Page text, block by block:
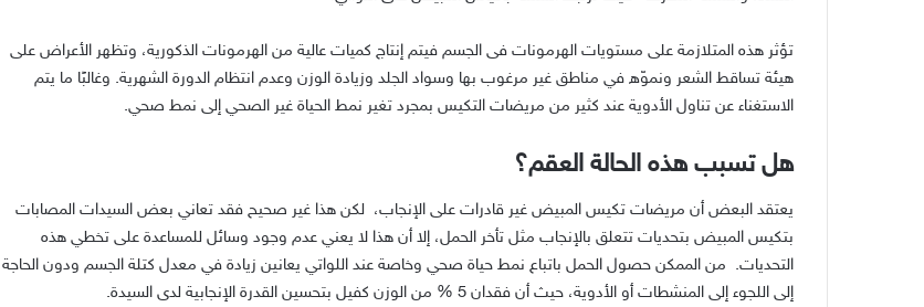
تؤثر هذه المتلازمة على مستويات الهرمونات فى الجسم فيتم إنتاج كميات عالية من الهرمونات الذكورية، وتظهر الأعراض على
هيئة تساقط الشعر ونموّه في مناطق غير مرغوب بها وسواد الجلد وزيادة الوزن وعدم انتظام الدورة الشهرية. وغالبًا ما يتم
الاستغناء عن تناول الأدوية عند كثير من مريضات التكيس بمجرد تغير نمط الحياة غير الصحي إلى نمط صحي.
هل تسبب هذه الحالة العقم؟
يعتقد البعض أن مريضات تكيس المبيض غير قادرات على الإنجاب، لكن هذا غير صحيح فقد تعاني بعض السيدات المصابات
بتكيس المبيض بتحديات تتعلق بالإنجاب مثل تأخر الحمل، إلا أن هذا لا يعني عدم وجود وسائل للمساعدة على تخطي هذه
التحديات. من الممكن حصول الحمل باتباع نمط حياة صحي وخاصة عند اللواتي يعانين زيادة في معدل كتلة الجسم ودون الحاجة
إلى اللجوء إلى المنشطات أو الأدوية، حيث أن فقدان
من الوزن كفيل بتحسين القدرة الإنجابية لدى السيدة.